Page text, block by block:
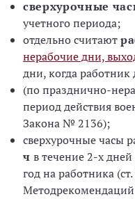
сверхурочные
учетного периода;
отдельно считают
нерабочие дни,
дни, когда
(по празднично-
период действия
Закона № 2136);
сверхурочные часы
ч в течение 2-х
год на работника